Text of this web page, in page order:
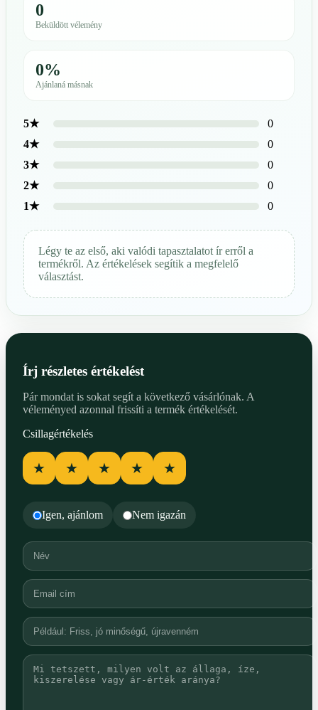
0
Beküldött vélemény
0%
Ajánlaná másnak
5★
0
4★
0
3★
0
2★
0
1★
0
Légy te az első, aki valódi tapasztalatot ír erről a
termékről. Az értékelések segítik a megfelelő
választást.
Írj részletes értékelést
Pár mondat is sokat segít a következő vásárlónak. A
véleményed azonnal frissíti a termék értékelését.
Csillagértékelés
★ ★ ★ ★ ★
Igen, ajánlom Nem igazán